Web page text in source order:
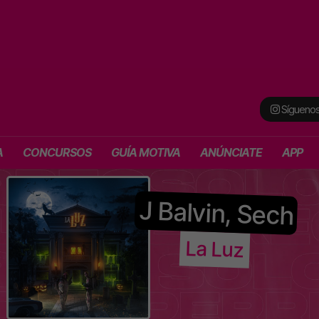
CONCURSOS GUÍA MOTIVA ANÚNCIATE APP
J Balvin, Sech
La Luz